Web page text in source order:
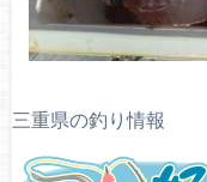
三重県の釣り情報